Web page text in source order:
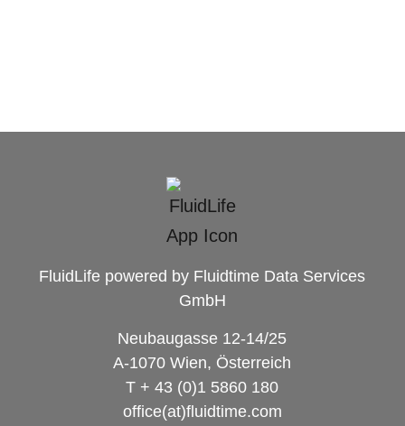
FluidLife powered by Fluidtime Data Services
GmbH
Neubaugasse 12-14/25
A-1070 Wien, Österreich
T + 43 (0)1 5860 180
office(at)fluidtime.com